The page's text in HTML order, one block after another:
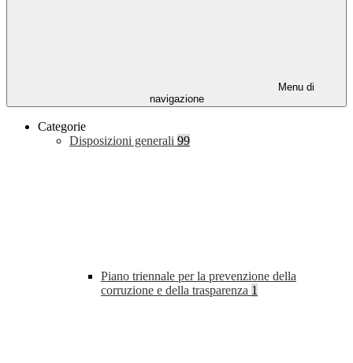
Menu di
navigazione
Categorie
Disposizioni generali 99
Piano triennale per la prevenzione della
corruzione e della trasparenza 1